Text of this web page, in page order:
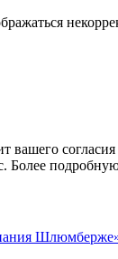
согласия
Более